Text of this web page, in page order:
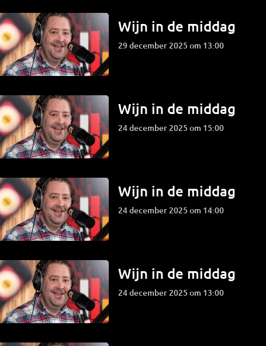
Wijn in de middag
29 december 2025 om 13:00
Wijn in de middag
24 december 2025 om 15:00
Wijn in de middag
24 december 2025 om 14:00
Wijn in de middag
24 december 2025 om 13:00